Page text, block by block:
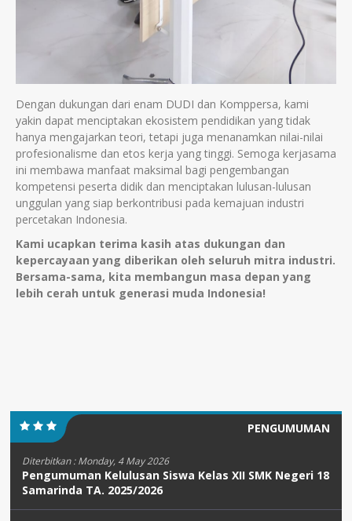
Dengan dukungan dari enam DUDI dan Komppersa, kami
yakin dapat menciptakan ekosistem pendidikan yang tidak
hanya mengajarkan teori, tetapi juga menanamkan nilai-nilai
profesionalisme dan etos kerja yang tinggi. Semoga kerjasama
ini membawa manfaat maksimal bagi pengembangan
kompetensi peserta didik dan menciptakan lulusan-lulusan
unggulan yang siap berkontribusi pada kemajuan industri
percetakan Indonesia.
Kami ucapkan terima kasih atas dukungan dan
kepercayaan yang diberikan oleh seluruh mitra industri.
Bersama-sama, kita membangun masa depan yang
lebih cerah untuk generasi muda Indonesia!
PENGUMUMAN
Diterbitkan :Monday, 4 May 2026
Pengumuman Kelulusan Siswa Kelas XII SMK Negeri 18
Samarinda TA. 2025/2026